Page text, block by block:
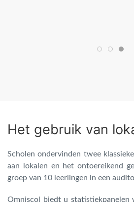
Het gebruik van
Scholen ondervinden twee
aan lokalen en het ontoereikend
groep van 10 leerlingen in een
Omniscol biedt u statistiekpanelen